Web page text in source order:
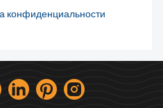
конфиденциальности